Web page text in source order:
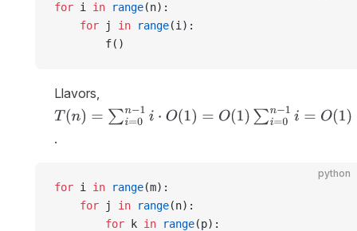
for i in range(n):
    for
j in range(i):
        f()
Llavors,
T (n)= ∑i= 0n−1i⋅ O 1 )=O(1 ∑i =0n−1 i=O(1) (n −1 )n2=O
.
python
for i in range(m):
    for
j in range(n):
        for
k in range(p):